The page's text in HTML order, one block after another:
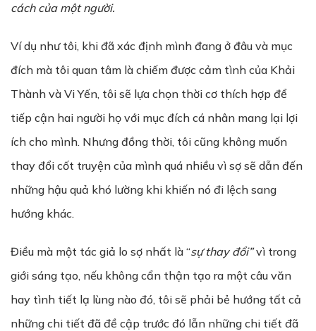
cách của một người.
Ví dụ như tôi, khi đã xác định mình đang ở đâu và mục
đích mà tôi quan tâm là chiếm được cảm tình của Khải
Thành và Vi Yến, tôi sẽ lựa chọn thời cơ thích hợp để
tiếp cận hai người họ với mục đích cá nhân mang lại lợi
ích cho mình. Nhưng đồng thời, tôi cũng không muốn
thay đổi cốt truyện của mình quá nhiều vì sợ sẽ dẫn đến
những hậu quả khó lường khi khiến nó đi lệch sang
hướng khác.
Điều mà một tác giả lo sợ nhất là “sự thay đổi”vì trong
giới sáng tạo, nếu không cẩn thận tạo ra một câu văn
hay tình tiết lạ lùng nào đó, tôi sẽ phải bẻ hướng tất cả
những chi tiết đã đề cập trước đó lẫn những chi tiết đã